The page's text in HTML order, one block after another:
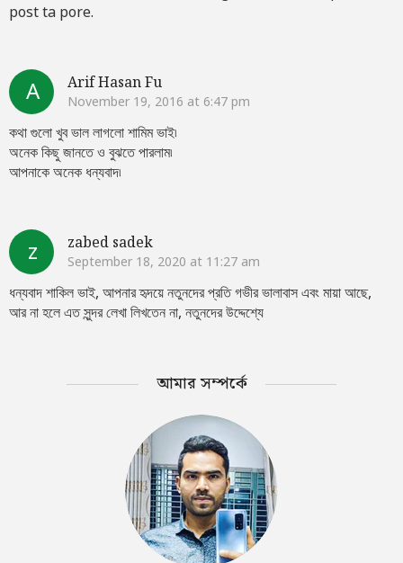
post ta pore.
A Arif Hasan Fu
November 19, 2016 at 6:47 pm
কথা গুলো খুব ভাল লাগলো শামিম ভাই৷
অনেক কিছু জানতে ও বুঝতে পারলাম৷
আপনাকে অনেক ধন্যবাদ৷
z zabed sadek
September 18, 2020 at 11:27 am
ধন্যবাদ শাকিল ভাই, আপনার হৃদয়ে নতুনদের প্রতি গভীর ভালাবাস এবং মায়া আছে,
আর না হলে এত সুন্দর লেখা লিখতেন না, নতুনদের উদ্দেশ্যে
আমার সম্পর্কে